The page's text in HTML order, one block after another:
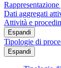
Dati aggregati
Attività e
Espandi
Tipologie di
Espandi